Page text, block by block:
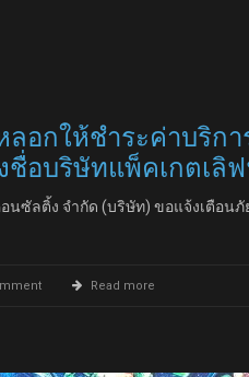
อกให้ชำระค่าบริกา
ชื่อบริษัทแพ็คเกตเลิ
นซัลติ้ง จำกัด (บริษัท) ขอแจ้งเตือน
Read more